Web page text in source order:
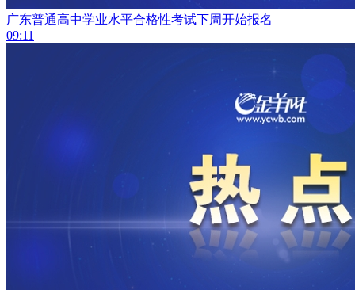
广东普通高中学业水平合格性考试下周开始报名
09:11